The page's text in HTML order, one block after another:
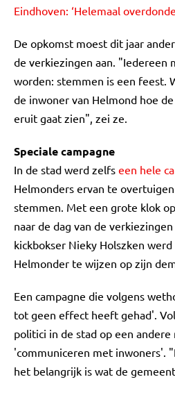
Eindhoven: ‘Helemaal
De opkomst moest dit jaar
de verkiezingen aan. "Iedereen
worden: stemmen is een feest.
de inwoner van Helmond hoe
eruit gaat zien", zei ze.
Speciale campagne
In de stad werd zelfs een hele
Helmonders ervan te
stemmen. Met een grote klok
naar de dag van de
kickbokser Nieky Holszken
Helmonder te wijzen op zijn
Een campagne die volgens
tot geen effect heeft gehad'.
politici in de stad op een andere
'communiceren met inwoners'.
het belangrijk is wat de